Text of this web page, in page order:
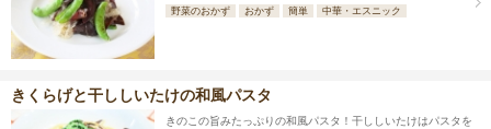
野菜のおかず おかず 簡単 中華・エスニック
きくらげと干ししいたけの和風パスタ
きのこの旨みたっぷりの和風パスタ！干ししいたけはパスタを